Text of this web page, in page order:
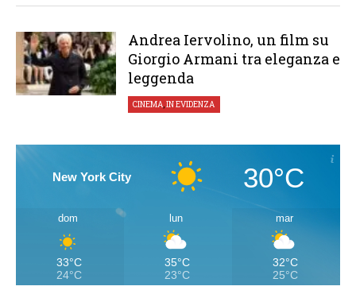
Andrea Iervolino, un film su
Giorgio Armani tra eleganza e
leggenda
CINEMA,IN EVIDENZA
New York City 30°C
dom
33°C
24°C
lun
35°C
23°C
mar
32°C
25°C